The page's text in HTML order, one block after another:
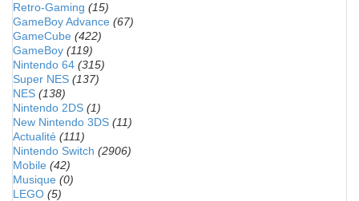
Retro-Gaming (15)
GameBoy Advance (67)
GameCube (422)
GameBoy (119)
Nintendo 64 (315)
Super NES (137)
NES (138)
Nintendo 2DS (1)
New Nintendo 3DS (11)
Actualité (111)
Nintendo Switch (2906)
Mobile (42)
Musique (0)
LEGO (5)